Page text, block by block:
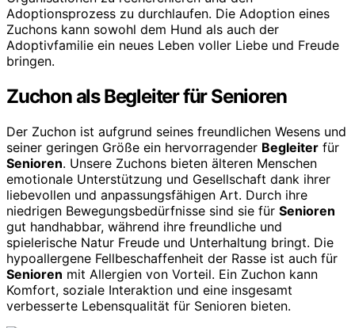
Adoptionsprozess zu durchlaufen. Die Adoption eines
Zuchons kann sowohl dem Hund als auch der
Adoptivfamilie ein neues Leben voller Liebe und Freude
bringen.
Zuchon als Begleiter für Senioren
Der Zuchon ist aufgrund seines freundlichen Wesens und
seiner geringen Größe ein hervorragender Begleiter für
Senioren. Unsere Zuchons bieten älteren Menschen
emotionale Unterstützung und Gesellschaft dank ihrer
liebevollen und anpassungsfähigen Art. Durch ihre
niedrigen Bewegungsbedürfnisse sind sie für Senioren
gut handhabbar, während ihre freundliche und
spielerische Natur Freude und Unterhaltung bringt. Die
hypoallergene Fellbeschaffenheit der Rasse ist auch für
Senioren mit Allergien von Vorteil. Ein Zuchon kann
Komfort, soziale Interaktion und eine insgesamt
verbesserte Lebensqualität für Senioren bieten.